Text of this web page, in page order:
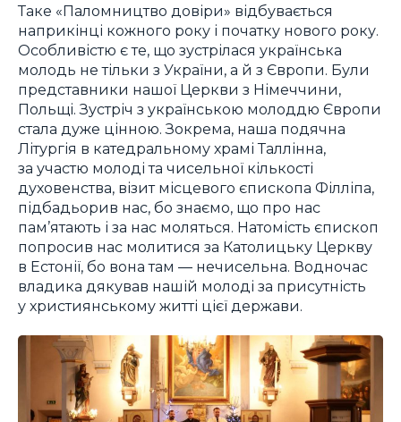
Таке «Паломництво довіри» відбувається
наприкінці кожного року і початку нового року.
Особливістю є те, що зустрілася українська
молодь не тільки з України, а й з Європи. Були
представники нашої Церкви з Німеччини,
Польщі. Зустріч з українською молоддю Європи
стала дуже цінною. Зокрема, наша подячна
Літургія в катедральному храмі Таллінна,
за участю молоді та чисельної кількості
духовенства, візит місцевого єпископа Філліпа,
підбадьорив нас, бо знаємо, що про нас
пам’ятають і за нас моляться. Натомість єпископ
попросив нас молитися за Католицьку Церкву
в Естонії, бо вона там ― нечисельна. Водночас
владика дякував нашій молоді за присутність
у християнському житті цієї держави.